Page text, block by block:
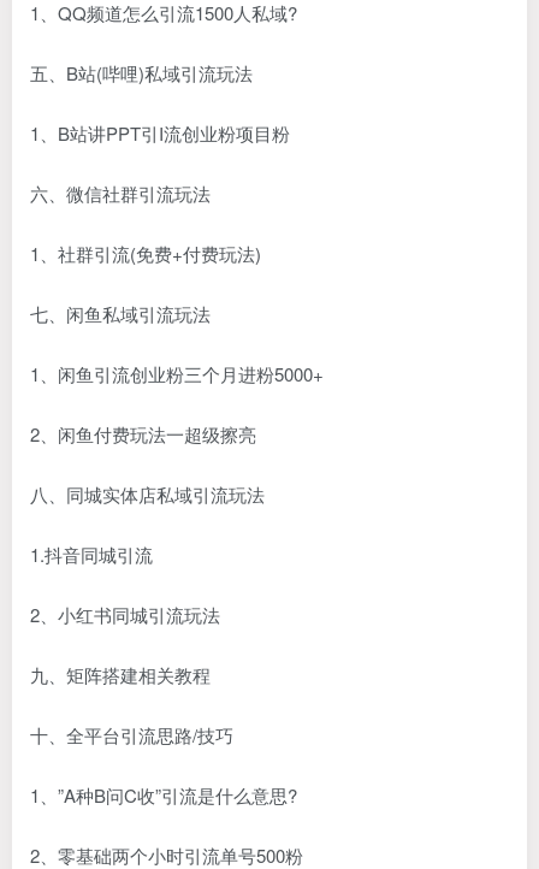
1、QQ频道怎么引流1500人私域?
五、B站(哔哩)私域引流玩法
1、B站讲PPT引I流创业粉项目粉
六、微信社群引流玩法
1、社群引流(免费+付费玩法)
七、闲鱼私域引流玩法
1、闲鱼引流创业粉三个月进粉5000+
2、闲鱼付费玩法一超级擦亮
八、同城实体店私域引流玩法
1.抖音同城引流
2、小红书同城引流玩法
九、矩阵搭建相关教程
十、全平台引流思路/技巧
1、”A种B问C收”引流是什么意思?
2、零基础两个小时引流单号500粉